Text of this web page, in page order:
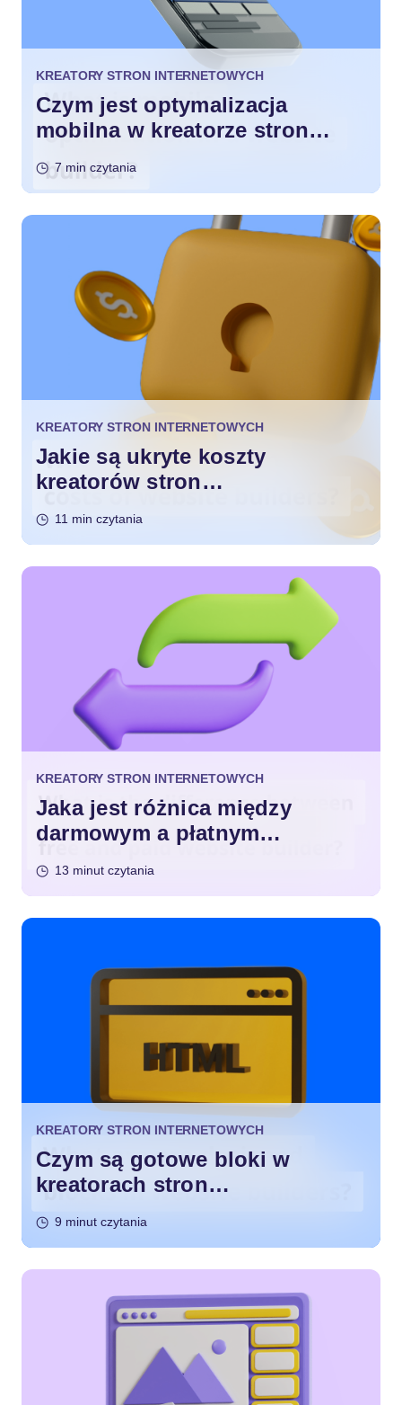
KREATORY STRON INTERNETOWYCH
Czym jest optymalizacja
mobilna w kreatorze stron
7 min czytania
KREATORY STRON INTERNETOWYCH
Jakie są ukryte koszty
kreatorów stron
11 min czytania
KREATORY STRON INTERNETOWYCH
Jaka jest różnica między
darmowym a płatnym
internetowych?
13 minut czytania
KREATORY STRON INTERNETOWYCH
Czym są gotowe bloki w
kreatorach stron
9 minut czytania